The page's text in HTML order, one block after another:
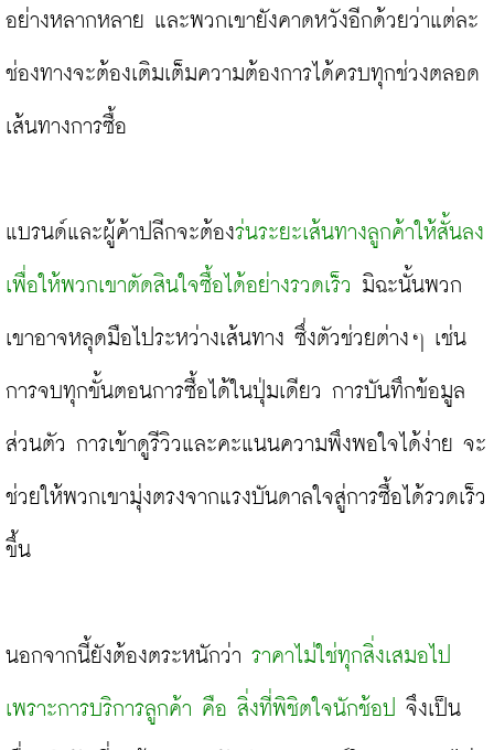
อย่างหลากหลาย และพวกเขายังคาดหวังอีกด้วยว่าแต่ละ
ช่องทางจะต้องเติมเต็มความต้องการได้ครบทุกช่วงตลอด
เส้นทางการซื้อ
แบรนด์และผู้ค้าปลีกจะต้องร่นระยะเส้นทางลูกค้าให้สั้นลง
เพื่อให้พวกเขาตัดสินใจซื้อได้อย่างรวดเร็ว มิฉะนั้นพวก
เขาอาจหลุดมือไประหว่างเส้นทาง ซึ่งตัวช่วยต่างๆ เช่น
การจบทุกขั้นตอนการซื้อได้ในปุ่มเดียว การบันทึกข้อมูล
ส่วนตัว การเข้าดูรีวิวและคะแนนความพึงพอใจได้ง่าย จะ
ช่วยให้พวกเขามุ่งตรงจากแรงบันดาลใจสู่การซื้อได้รวดเร็ว
ขึ้น
นอกจากนี้ยังต้องตระหนักว่า ราคาไม่ใช่ทุกสิ่งเสมอไป
เพราะการบริการลูกค้า คือ สิ่งที่พิชิตใจนักช้อป จึงเป็น